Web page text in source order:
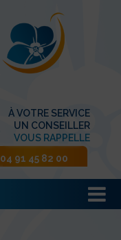
À VOTRE SERVICE
UN CONSEILLER
VOUS RAPPELLE
04 91 45 82 00